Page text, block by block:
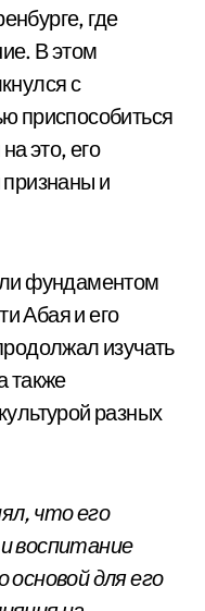
где
В этом
с
приспособиться
это, его
и
фундаментом
Абая и его
изучать
также
разных
что его
воспитание
для его